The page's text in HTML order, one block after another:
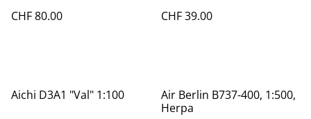
CHF 80.00
CHF 39.00
Aichi D3A1 "Val" 1:100
Air Berlin B737-400, 1:500,
Herpa